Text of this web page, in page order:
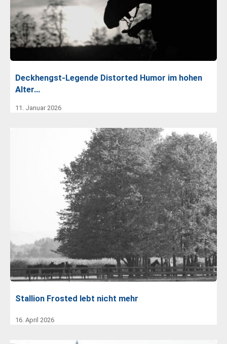
Deckhengst-Legende Distorted Humor im hohen
Alter…
11. Januar 2026
Stallion Frosted lebt nicht mehr
16. April 2026